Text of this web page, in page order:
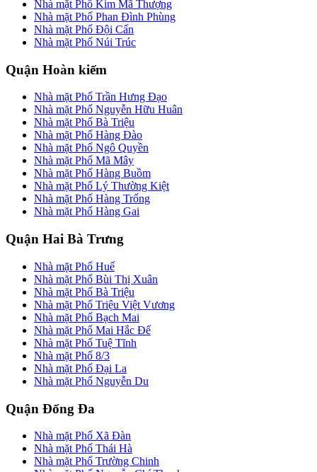
Nhà mặt Phố Kim Mã Thượng
Nhà mặt Phố Phan Đình Phùng
Nhà mặt Phố Đội Cấn
Nhà mặt Phố Núi Trúc
Quận Hoàn kiếm
Nhà mặt Phố Trần Hưng Đạo
Nhà mặt Phố Nguyễn Hữu Huân
Nhà mặt Phố Bà Triệu
Nhà mặt Phố Hàng Đào
Nhà mặt Phố Ngô Quyền
Nhà mặt Phố Mã Mây
Nhà mặt Phố Hàng Buồm
Nhà mặt Phố Lý Thường Kiệt
Nhà mặt Phố Hàng Trống
Nhà mặt Phố Hàng Gai
Quận Hai Bà Trưng
Nhà mặt Phố Huế
Nhà mặt Phố Bùi Thị Xuân
Nhà mặt Phố Bà Triệu
Nhà mặt Phố Triệu Việt Vương
Nhà mặt Phố Bạch Mai
Nhà mặt Phố Mai Hắc Đế
Nhà mặt Phố Tuệ Tĩnh
Nhà mặt Phố 8/3
Nhà mặt Phố Đại La
Nhà mặt Phố Nguyễn Du
Quận Đống Đa
Nhà mặt Phố Xã Đàn
Nhà mặt Phố Thái Hà
Nhà mặt Phố Trường Chinh